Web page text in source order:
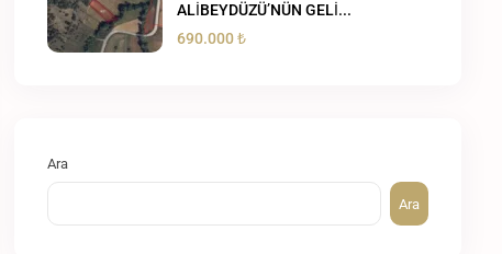
ALİBEYDÜZÜ’NÜN GELİ...
690.000 ₺
Ara
Ara